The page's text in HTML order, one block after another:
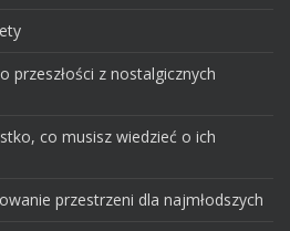
przeszłości z nostalgicznych
co musisz wiedzieć o ich
przestrzeni dla najmłodszych